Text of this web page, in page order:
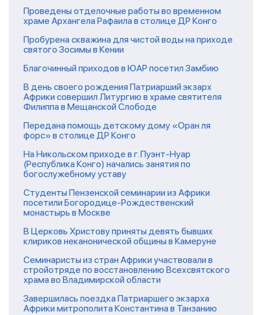
Проведены отделочные работы во временном
храме Архангела Рафаила в столице ДР Конго
Пробурена скважина для чистой воды на приходе
святого Зосимы в Кении
Благочинный приходов в ЮАР посетил Замбию
В день своего рождения Патриарший экзарх
Африки совершил Литургию в храме святителя
Филиппа в Мещанской Слободе
Передана помощь детскому дому «Оран ля
форс» в столице ДР Конго
На Никольском приходе в г. Пуэнт-Нуар
(Республика Конго) начались занятия по
богослужебному уставу
Студенты Пензенской семинарии из Африки
посетили Богородице-Рождественский
монастырь в Москве
В Церковь Христову приняты девять бывших
клириков неканонической общины в Камеруне
Семинаристы из стран Африки участвовали в
стройотряде по восстановлению Всехсвятского
храма во Владимирской области
Завершилась поездка Патриаршего экзарха
Африки митрополита Константина в Танзанию